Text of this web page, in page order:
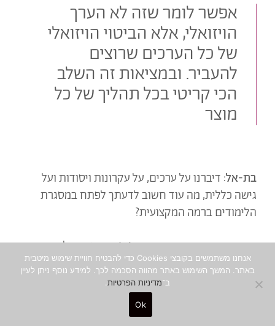
אפשר לומר שזה לא הערך
הויזואלי, אלא הביטוי הויזואלי
של כל הערכים שרוצים
להעביר. ובמציאות זה השלב
הכי קריטי בכל תהליך של כל
מוצר
בת-אל: דיברנו על ערכים, על עקרונות ויסודות ועל
גישה כללית, מה עוד חשוב לדעתך לפתח במסגרת
הלימודים ברמה המקצועית?
רינת:יש כמה דברים שהם בסיסיים בעיניי בלימודי
עיצוב, אחד מהם הוא היכולת לתרגל יצירתיות.
יצירתיות זה שריר וצריך כל הזמן לאמן את המוח לצאת
מתבניות קיימות, כדי להצליח להביא לעולם רעיונות
חדשים ועיצובים מקוריים.
אנחנו משתמשים בקובצי Cookies כדי להבטיח חוויית שימוש מיטבית
באתר. המשך השימוש באתר מהווה הסכמה לכך. למידע נוסף ניתן לעיין
ב־מדיניות הפרטיות
Ok